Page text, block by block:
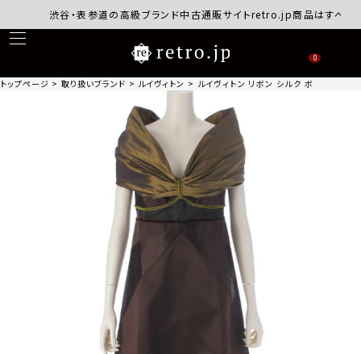
渋谷・表参道の高級ブランド中古通販サイトretro.jp商品はすべて正規品
0
トップページ 取り扱いブランド ルイヴィトン ルイヴィトン リボン シルク ボトムス ロ